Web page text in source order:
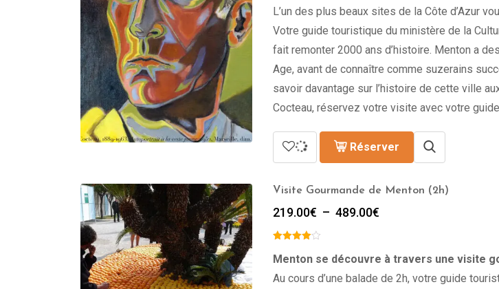
L’un des plus beaux sites de la Côte d’Azur
Votre guide touristique du ministère de la
fait remonter 2000 ans d’histoire. Menton a
Age, avant de connaître comme suzerains
savoir davantage sur l’histoire de cette ville
Cocteau, réservez votre visite avec votre
Réserver
Visite Gourmande de Menton (2h)
219.00€ – 489.00€
219.00€
à
Menton se découvre à travers une visite
Au cours d’une balade de 2h, votre guide